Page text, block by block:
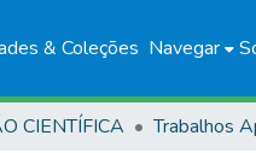
& Coleções Navegar
CIENTÍFICA